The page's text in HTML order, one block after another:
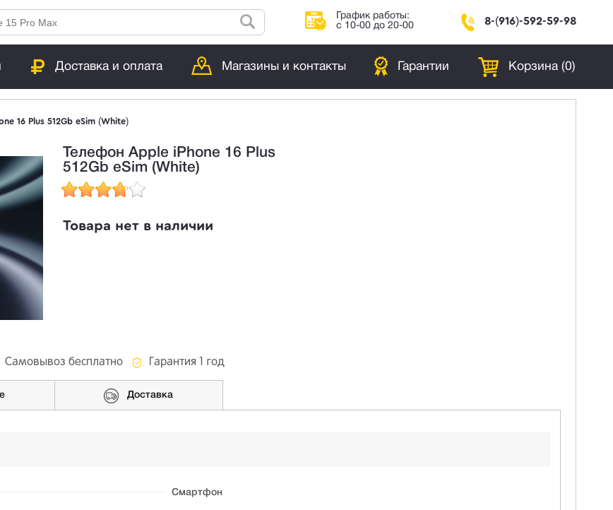
График работы:
с 10-00 до 20-00
8-(916)-592-59-98
Доставка и оплата Магазины и контакты Гарантии Корзина (0)
16 Plus 512Gb eSim (White)
Телефон Apple iPhone 16 Plus
512Gb eSim (White)
Товара нет в наличии
Самовывоз бесплатно Гарантия 1 год
Доставка
Смартфон